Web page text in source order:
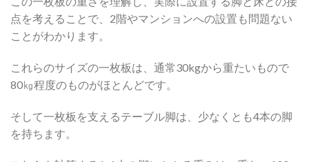
点を考えることで、2階やマンションへの設置も問題ない
ことがわかります。
これらのサイズの一枚板は、通常30kgから重たいもので
80㎏程度のものがほとんどです。
そして一枚板を支えるテーブル脚は、少なくとも4本の脚
を持ちます。